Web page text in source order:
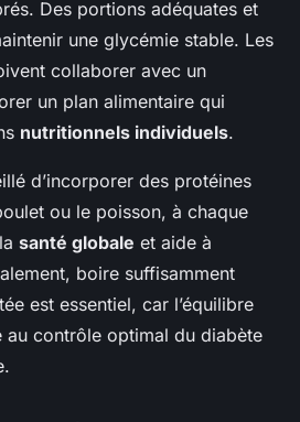
Des portions adéquates et
une glycémie stable. Les
collaborer avec un
un plan alimentaire qui
nutritionnels individuels.
d’incorporer des protéines
ou le poisson, à chaque
santé globale et aide à
boire suffisamment
est essentiel, car l’équilibre
contrôle optimal du diabète